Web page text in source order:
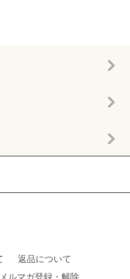
返品について
メルマガ登録・解除